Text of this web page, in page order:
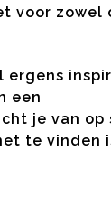
voor zowel
ergens
een
je van op
te vinden